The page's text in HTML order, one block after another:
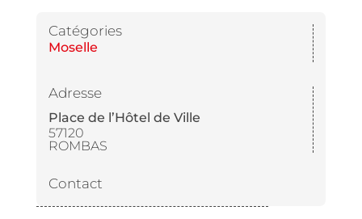
Catégories
Moselle
Adresse
Place de l’Hôtel de Ville
57120
ROMBAS
Contact